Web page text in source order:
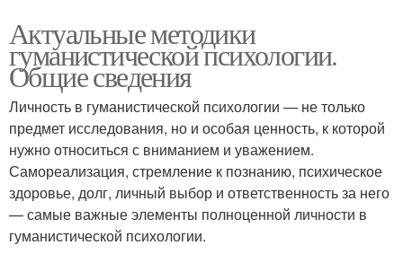
Актуальные методики
гуманистической психологии.
Общие сведения
Личность в гуманистической психологии — не только
предмет исследования, но и особая ценность, к которой
нужно относиться с вниманием и уважением.
Самореализация, стремление к познанию, психическое
здоровье, долг, личный выбор и ответственность за него
— самые важные элементы полноценной личности в
гуманистической психологии.